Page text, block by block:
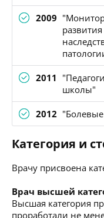
2009
2011
школы"
2012
Категория и
Врачу присвоена
Врач высшей
Высшая категория
проработали не